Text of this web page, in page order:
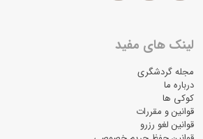
لینک های مفید
مجله گردشگری
درباره ما
کوکی ها
قوانین و مقررات
قوانین لغو رزرو